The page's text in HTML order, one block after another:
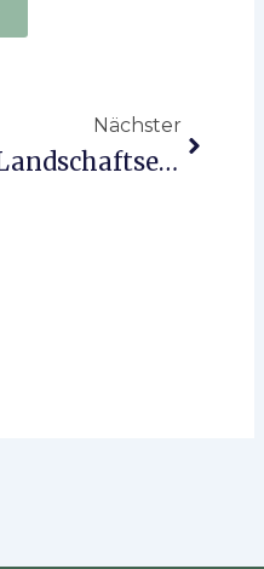
Nächster
Landschaftserhalt Und Kommerzielles Interesse – Ein Ewiger Konflikt.